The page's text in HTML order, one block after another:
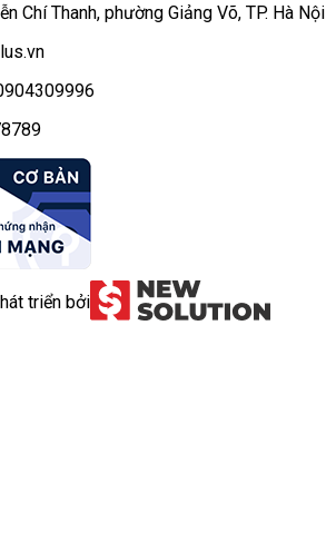
Chí Thanh, phường Giảng Võ, TP. Hà Nội
triển bởi